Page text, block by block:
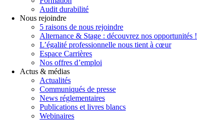
Audit durabilité
Nous rejoindre
5 raisons de nous rejoindre
Alternance & Stage : découvrez nos opportunités !
L’égalité professionnelle nous tient à cœur
Espace Carrières
Nos offres d’emploi
Actus & médias
Actualités
Communiqués de presse
News réglementaires
Publications et livres blancs
Webinaires